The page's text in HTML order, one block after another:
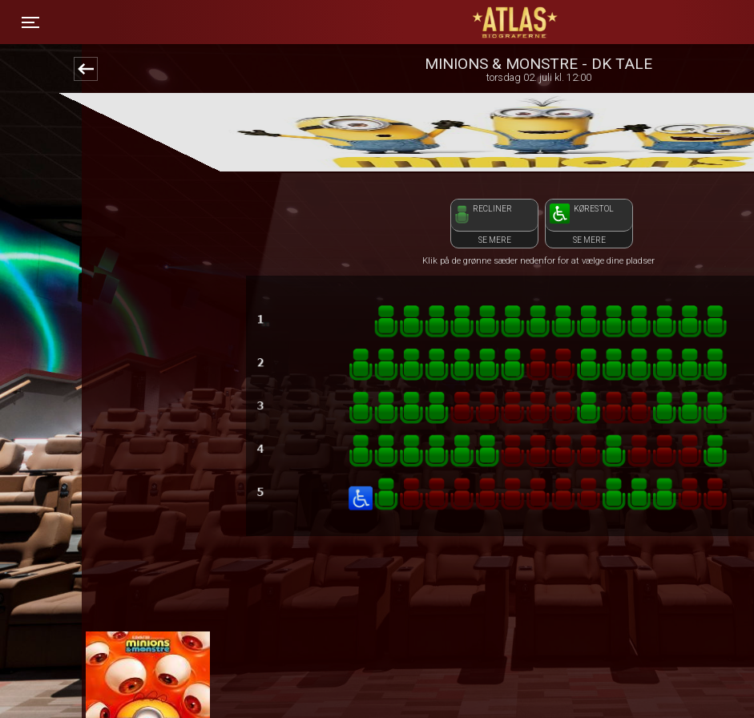
ATLAS Biograferne
MINIONS & MONSTRE - DK TALE
torsdag 02. juli kl. 12:00
RECLINER
SE MERE
KØRESTOL
SE MERE
Klik på de grønne sæder nedenfor for at vælge dine pladser
front05-temp 042017